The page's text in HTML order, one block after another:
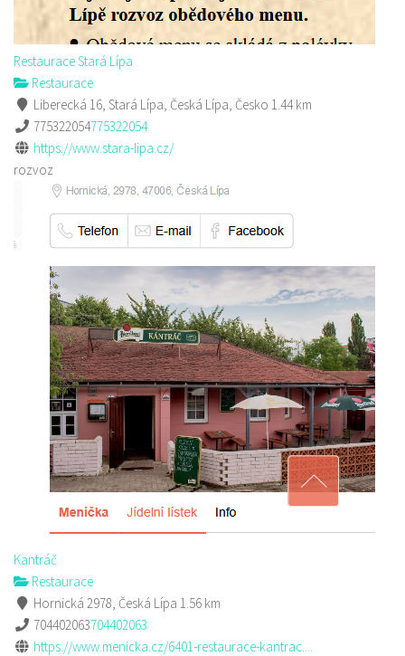
Restaurace Stará Lípa
Restaurace
Liberecká 16, Stará Lípa, Česká Lípa, Česko 1.44 km
775322054775322054
https://www.stara-lipa.cz/
rozvoz
Kantráč
Restaurace
Hornická 2978, Česká Lípa 1.56 km
704402063704402063
https://www.menicka.cz/6401-restaurace-kantrac....